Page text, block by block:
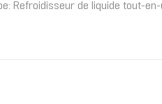
Refroidisseur de liquide tout-